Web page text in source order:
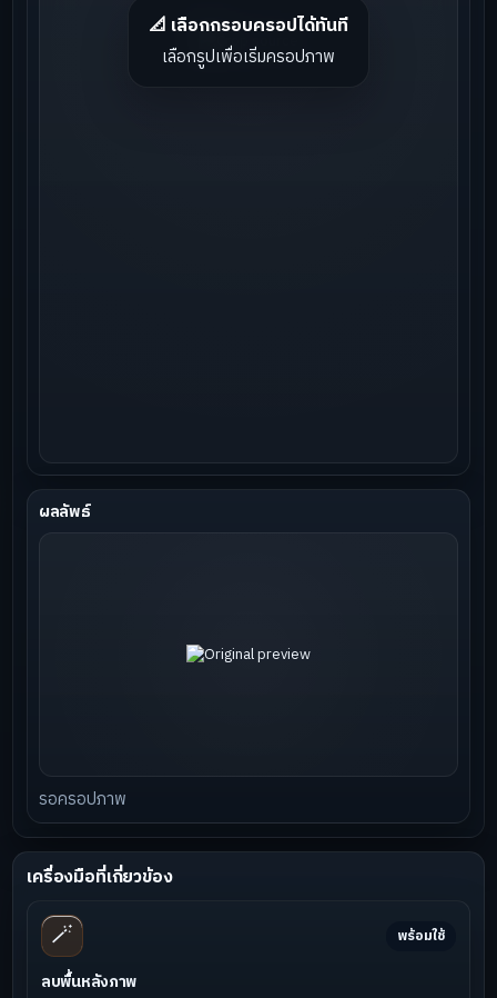
📐 เลือกกรอบครอปได้ทันที
เลือกรูปเพื่อเริ่มครอปภาพ
ผลลัพธ์
รอครอปภาพ
เครื่องมือที่เกี่ยวข้อง
🪄 พร้อมใช้
ลบพื้นหลังภาพ